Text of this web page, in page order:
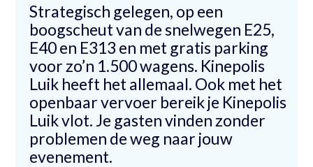
Strategisch gelegen, op een
boogscheut van de snelwegen E25,
E40 en E313 en met gratis parking
voor zo’n 1.500 wagens. Kinepolis
Luik heeft het allemaal. Ook met het
openbaar vervoer bereik je Kinepolis
Luik vlot. Je gasten vinden zonder
problemen de weg naar jouw
evenement.